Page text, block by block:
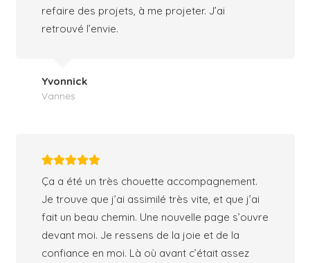
refaire des projets, à me projeter. J’ai
retrouvé l’envie.
Yvonnick
Vannes
Ça a été un très chouette accompagnement.
Je trouve que j’ai assimilé très vite, et que j’ai
fait un beau chemin. Une nouvelle page s’ouvre
devant moi. Je ressens de la joie et de la
confiance en moi. Là où avant c’était assez